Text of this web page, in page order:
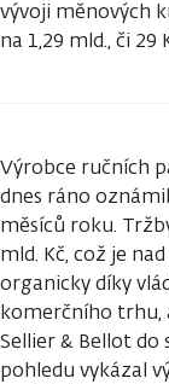
vývoji měnových
na 1,29 mld., či 29
Výrobce ručních
dnes ráno
měsíců roku.
mld. Kč, což je
organicky díky
komerčního trhu,
Sellier & Bellot do
pohledu vykázal